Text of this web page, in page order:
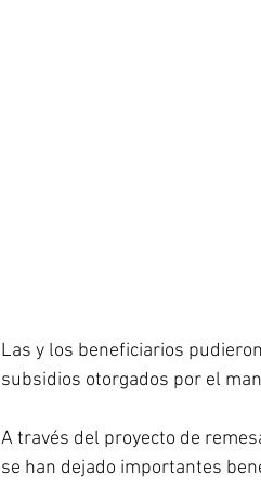
Las y los beneficiarios
subsidios otorgados por el
A través del proyecto de
se han dejado importantes